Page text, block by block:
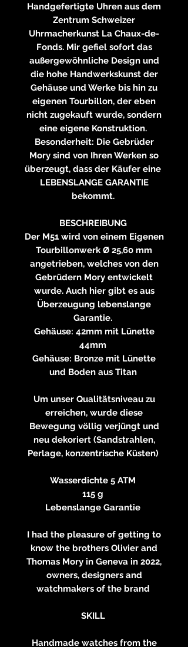
Handgefertigte Uhren aus dem
Zentrum Schweizer
Uhrmacherkunst La Chaux-de-
Fonds. Mir gefiel sofort das
außergewöhnliche Design und
die hohe Handwerkskunst der
Gehäuse und Werke bis hin zu
eigenen Tourbillon, der eben
nicht zugekauft wurde, sondern
eine eigene Konstruktion.
Besonderheit: Die Gebrüder
Mory sind von Ihren Werken so
überzeugt, dass der Käufer eine
LEBENSLANGE GARANTIE
bekommt.
BESCHREIBUNG
Der M51 wird von einem Eigenen
Tourbillonwerk Ø 25,60 mm
angetrieben, welches von den
Gebrüdern Mory entwickelt
wurde. Auch hier gibt es aus
Überzeugung lebenslange
Garantie.
Gehäuse: 42mm mit Lünette
44mm
Gehäuse: Bronze mit Lünette
und Boden aus Titan
Um unser Qualitätsniveau zu
erreichen, wurde diese
Bewegung völlig verjüngt und
neu dekoriert (Sandstrahlen,
Perlage, konzentrische Küsten)
Wasserdichte 5 ATM
115 g
Lebenslange Garantie
I had the pleasure of getting to
know the brothers Olivier and
Thomas Mory in Geneva in 2022,
owners, designers and
watchmakers of the brand
SKILL
Handmade watches from the